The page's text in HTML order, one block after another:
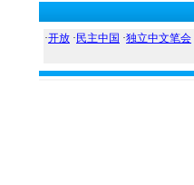
·开放 · 民主中国 ·独立中文笔会